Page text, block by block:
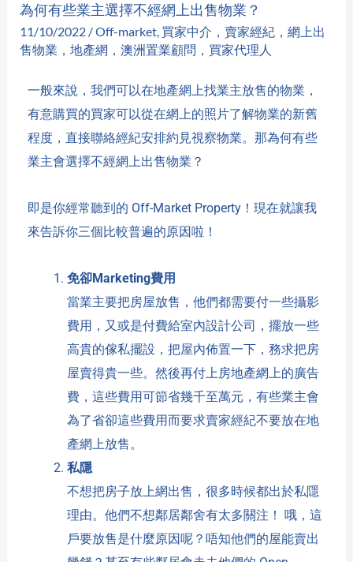
為何有些業主選擇不經網上出售物業？
11/10/2022 /Off-market, 買家中介，賣家經紀，網上出
售物業，地產網，澳洲置業顧問，買家代理人
一般來說，我們可以在地產網上找業主放售的物業，
有意購買的買家可以從在網上的照片了解物業的新舊
程度，直接聯絡經紀安排約見視察物業。那為何有些
業主會選擇不經網上出售物業？
即是你經常聽到的 Off-Market Property！現在就讓我
來告訴你三個比較普遍的原因啦！
免卻Marketing費用
當業主要把房屋放售，他們都需要付一些攝影
費用，又或是付費給室內設計公司，擺放一些
高貴的傢私擺設，把屋內佈置一下，務求把房
屋賣得貴一些。然後再付上房地產網上的廣告
費，這些費用可節省幾千至萬元，有些業主會
為了省卻這些費用而要求賣家經紀不要放在地
產網上放售。
私隱
不想把房子放上網出售，很多時候都出於私隱
理由。他們不想鄰居鄰舍有太多關注！ 哦，這
戶要放售是什麼原因呢？唔知他們的屋能賣出
出
售
物
業？